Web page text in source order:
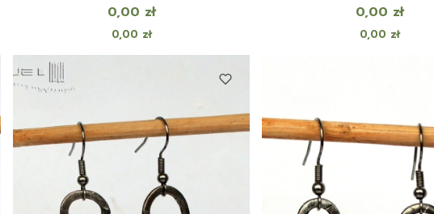
Cena
0,00 zł
Cena
0,00 zł
Cena
0,00 zł
Cena
0,00 zł